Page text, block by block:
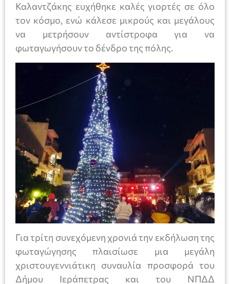
Καλαντζάκης ευχήθηκε καλές γιορτές σε όλο
τον κόσμο, ενώ κάλεσε μικρούς και μεγάλους
να μετρήσουν αντίστροφα για να
φωταγωγήσουν το δένδρο της πόλης.
Για τρίτη συνεχόμενη χρονιά την εκδήλωση της
φωταγώγησης πλαισίωσε μια μεγάλη
χριστουγεννιάτικη συναυλία προσφορά του
Δήμου Ιεράπετρας και του ΝΠΔΔ